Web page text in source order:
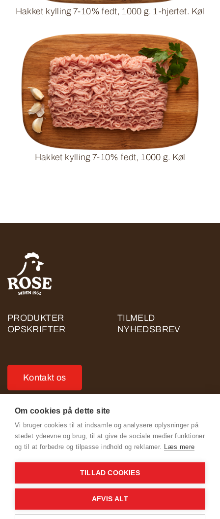
Hakket kylling 7-10% fedt, 1000 g. 1-hjertet. Køl
Hakket kylling 7-10% fedt, 1000 g. Køl
PRODUKTER
OPSKRIFTER
TILMELD
NYHEDSBREV
Kontakt os
Se Fødevarestyrelsens smiley-rapporter
Cookie- og Privatlivspolitik for ROSE POULTRY (ligger på
General Terms & Conditions
Om cookies på dette site
Vi bruger cookies til at indsamle og analysere oplysninger på
stedet ydeevne og brug, til at give de sociale medier funktioner
og til at forbedre og tilpasse indhold og reklamer. Læs mere
TILLAD COOKIES
AFVIS ALT